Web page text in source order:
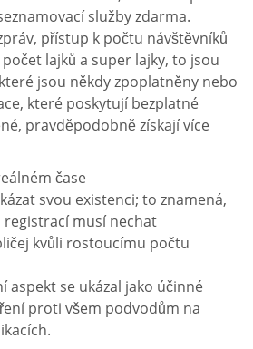
služby zdarma.
přístup k počtu návštěvníků
lajků a super lajky, to jsou
jsou někdy zpoplatněny nebo
které poskytují bezplatné
pravděpodobně získají více
čase
svou existenci; to znamená,
registrací musí nechat
kvůli rostoucímu počtu
aspekt se ukázal jako účinné
proti všem podvodům na